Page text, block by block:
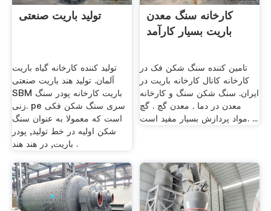
تولید باریت صنعتی
تولید کننده کارخانه گیاه باریت
آلمان. تولید هند باریت صنعتی
SBM باریت کارخانه پودر سنگ
زنی. pe سری سنگ شکن فکی
است که معمولا به عنوان سنگ
شکن اولیه در خط تولید, پودر
باریت, در هند هند .
کارخانه سنگ معدن
باریت بسیار کارآمد
تامین کننده سنگ شکن فک در
کارخانه کانال کارخانه باریت در
ایران. سنگ شکن سنگ و کارخانه
معدن در دما . معدن گچ . گچ
مواد پردازش بسیار مفید است. ...